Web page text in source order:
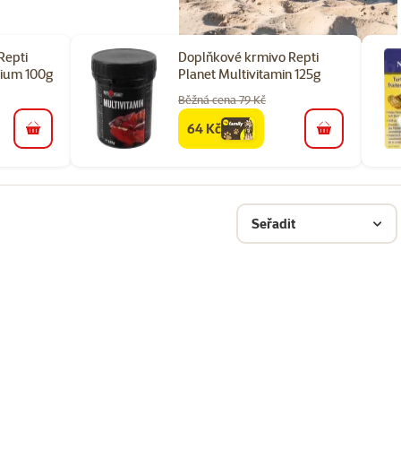
100g
do košíku
Doplňkové krmivo Repti
Planet Multivitamin 125g
Běžná cena 79 Kč
familycena
64 Kč do košíku
Seřadit